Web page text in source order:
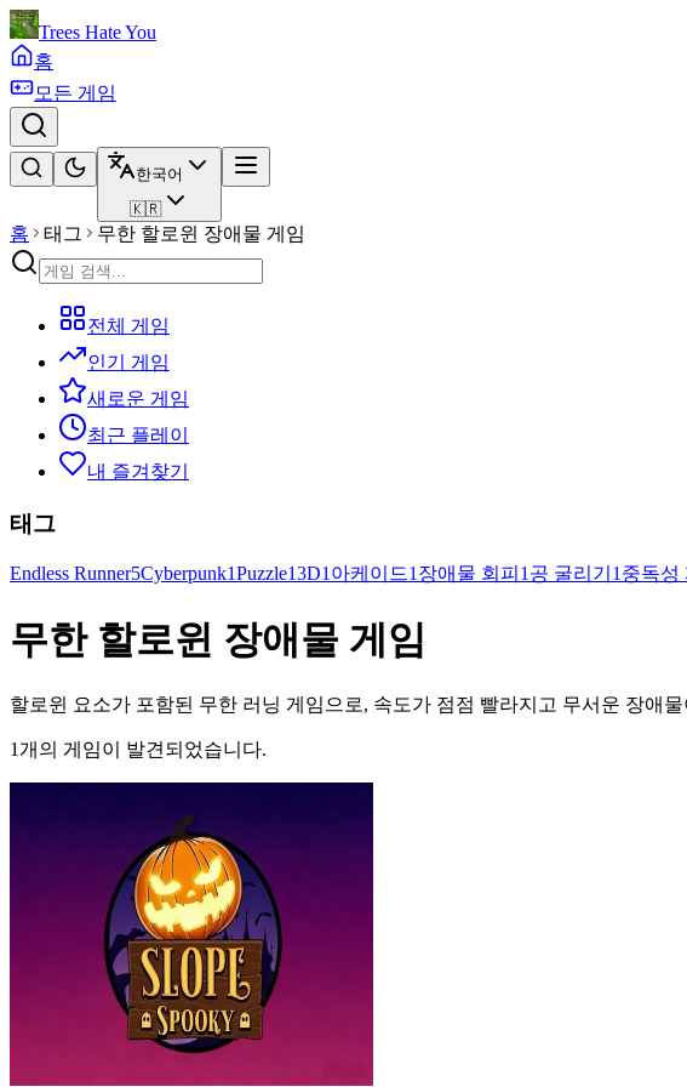
Trees Hate You
홈
모든 게임
한국어
🇰🇷
홈 태그 무한 할로윈 장애물 게임
전체 게임
인기 게임
새로운 게임
최근 플레이
내 즐겨찾기
태그
Endless Runner5Cyberpunk1Puzzle13D1아케이드1장애물 회피 1공 굴리기 1중독성
무한 할로윈 장애물 게임
할로윈 요소가 포함된 무한 러닝 게임으로, 속도가 점점 빨라지고 무서운 장애
1개의 게임이 발견되었습니다.